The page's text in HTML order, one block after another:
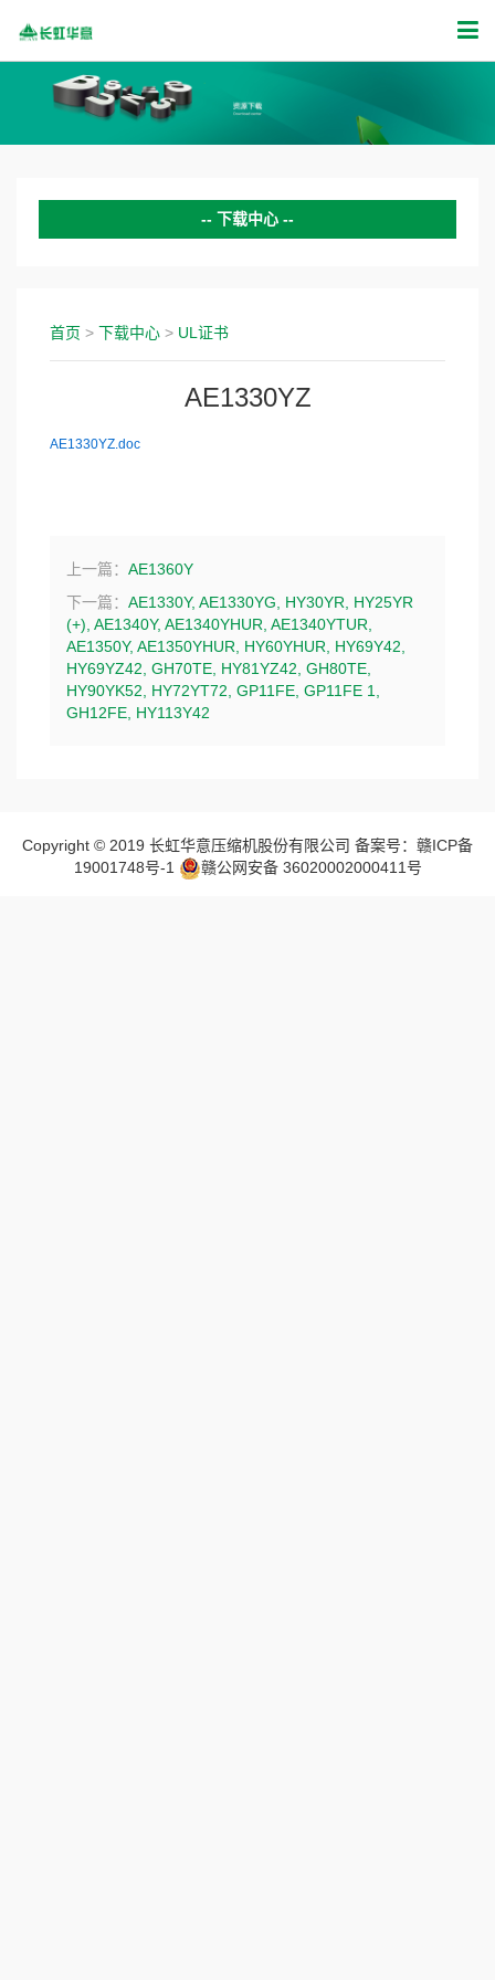
下载中心
商用压缩机证书
首页 > 下载中心 > UL证书
AE1330YZ
AE1330YZ.doc
上一篇： AE1360Y
下一篇： AE1330Y, AE1330YG, HY30YR, HY25YR
(+), AE1340Y, AE1340YHUR, AE1340YTUR,
AE1350Y, AE1350YHUR, HY60YHUR, HY69Y42,
HY69YZ42, GH70TE, HY81YZ42, GH80TE,
HY90YK52, HY72YT72, GP11FE, GP11FE 1,
GH12FE, HY113Y42
Copyright © 2019 长虹华意压缩机股份有限公司 备案号：赣ICP备
19001748号-1
赣公网安备 36020002000411号